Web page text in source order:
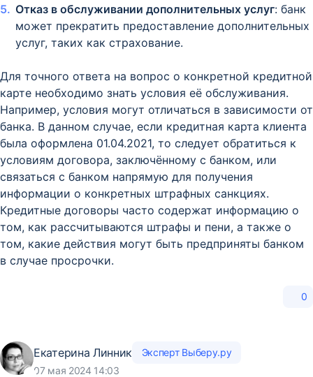
Отказ в обслуживании дополнительных услуг: банк
может прекратить предоставление дополнительных
услуг, таких как страхование.
Для точного ответа на вопрос о конкретной кредитной
карте необходимо знать условия её обслуживания.
Например, условия могут отличаться в зависимости от
банка. В данном случае, если кредитная карта клиента
была оформлена 01.04.2021, то следует обратиться к
условиям договора, заключённому с банком, или
связаться с банком напрямую для получения
информации о конкретных штрафных санкциях.
Кредитные договоры часто содержат информацию о
том, как рассчитываются штрафы и пени, а также о
том, какие действия могут быть предприняты банком
в случае просрочки.
0
Екатерина Линник
Эксперт Выберу.ру
07 мая 2024 14:03